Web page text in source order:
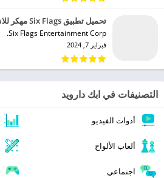
تحميل تطبيق Six Flags مهكر للاندرويد 2024
Six Flags Entertainment Corp.‏
فبراير 7, 2024
التصنيفات في ابك دارويد
أدوات الفيديو
ألعاب الألواح
اجتماعي